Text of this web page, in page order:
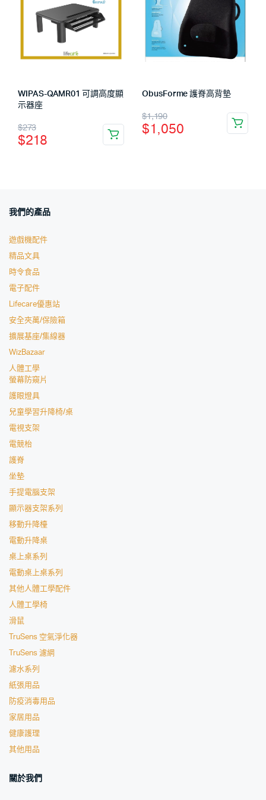
WIPAS-QAMR01 可調高度顯
示器座
$273
$218
ObusForme 護脊高背墊
$1,190
$1,050
我們的產品
遊戲機配件
精品文具
時令食品
電子配件
Lifecare優惠站
安全夾萬/保險箱
擴展基座/集線器
WizBazaar
人體工學
螢幕防窺片
護眼燈具
兒童學習升降椅/桌
電視支架
電競枱
護脊
坐墊
手提電腦支架
顯示器支架系列
移動升降檯
電動升降桌
桌上桌系列
電動桌上桌系列
其他人體工學配件
人體工學椅
滑鼠
TruSens 空氣淨化器
TruSens 濾網
濾水系列
紙張用品
防疫消毒用品
家居用品
健康護理
其他用品
關於我們